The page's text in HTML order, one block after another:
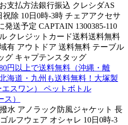
支払方法銀行振込 クレシダAS
除 10日0時-3時 チェアアクセサ
発送予定 CAPTAIN 1300385-110
クレジットカード送料送料無料
有 アウトドア 送料無料 テーブル
グ キャプテンスタッグ
円以上で送料無料（沖縄・離
海道・九州も送料無料！大塚製
スワン） ペットボトル
）
水 アノラック防風ジャケット 長
ルフウェア オシャレ 10日0時-3